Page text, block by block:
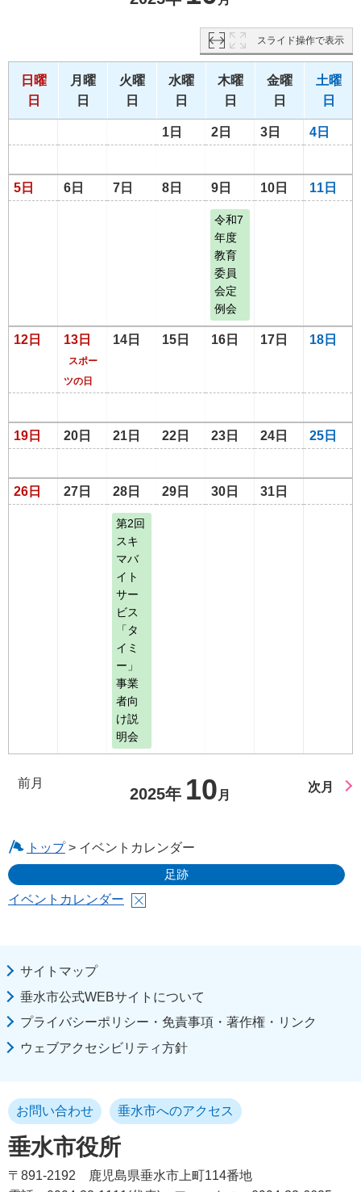
スライド操作で表示
日曜
日
月曜
日
火曜
日
水曜
日
木曜
日
金曜
日
土曜
日
1日 2日 3日 4日
5日 6日 7日 8日 9日 10日 11日
令和7
年度
教育
委員
会定
例会
12日 13日
スポー
ツの日
14日 15日 16日 17日 18日
19日 20日 21日 22日 23日 24日 25日
26日 27日 28日 29日 30日 31日
第2回
スキ
マバ
イト
サー
ビス
「タ
イミ
ー」
事業
者向
け説
明会
前月
2025年 10 月
次月
トップ> イベントカレンダー
足跡
イベントカレンダー
サイトマップ
垂水市公式WEBサイトについて
プライバシーポリシー・免責事項・著作権・リンク
ウェブアクセシビリティ方針
垂水市役所
お問い合わせ 垂水市へのアクセス
〒891-2192
鹿児島県垂水市上町114番地